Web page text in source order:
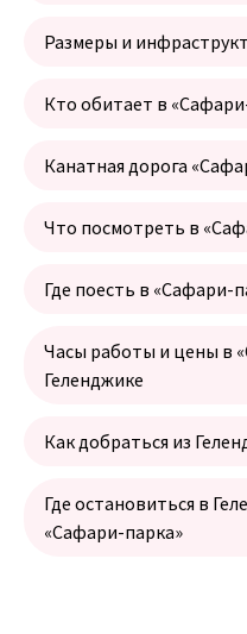
Размеры и
Кто обитает в
Канатная дорога
Что посмотреть в
Где поесть в «Сафари-
Часы работы и цены в
Геленджике
Как добраться из
Где остановиться в
«Сафари-парка»